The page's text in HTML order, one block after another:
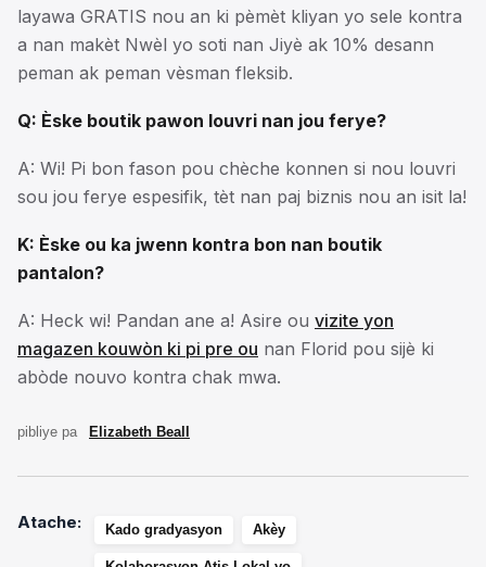
layawa GRATIS nou an ki pèmèt kliyan yo sele kontra
a nan makèt Nwèl yo soti nan Jiyè ak 10% desann
peman ak peman vèsman fleksib.
Q: Èske boutik pawon louvri nan jou ferye?
A: Wi! Pi bon fason pou chèche konnen si nou louvri
sou jou ferye espesifik, tèt nan paj biznis nou an isit la!
K: Èske ou ka jwenn kontra bon nan boutik
pantalon?
A: Heck wi! Pandan ane a! Asire ou vizite yon
magazen kouwòn ki pi pre ou nan Florid pou sijè ki
abòde nouvo kontra chak mwa.
pibliye pa Elizabeth Beall
Atache: Kado gradyasyon Akèy